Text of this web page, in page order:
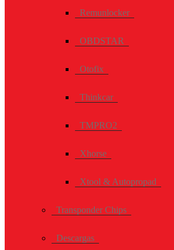
Remunlocker
OBDSTAR
Otofix
Thinkcar
TMPRO2
Xhorse
Xtool & Autopropad
Transponder Chips
Descargas